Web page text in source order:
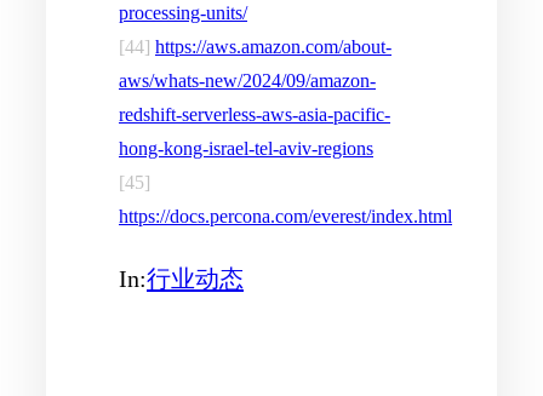
processing-units/
[44] https://aws.amazon.com/about-
aws/whats-new/2024/09/amazon-
redshift-serverless-aws-asia-pacific-
hong-kong-israel-tel-aviv-regions
[45]
https://docs.percona.com/everest/index.html
In:行业动态